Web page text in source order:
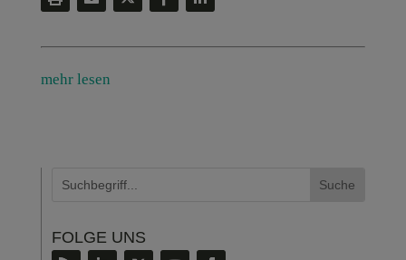
mehr lesen
FOLGE UNS